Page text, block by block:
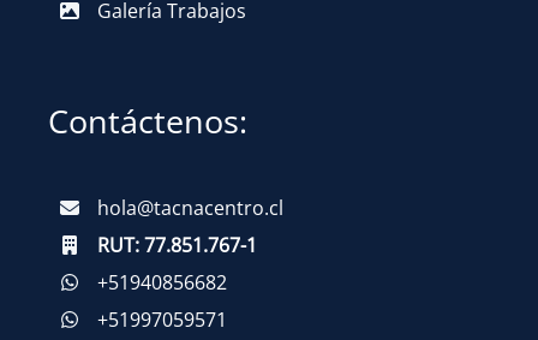
Galería Trabajos
Contáctenos:
hola@tacnacentro.cl
RUT:77.851.767-1
+51940856682
+51997059571